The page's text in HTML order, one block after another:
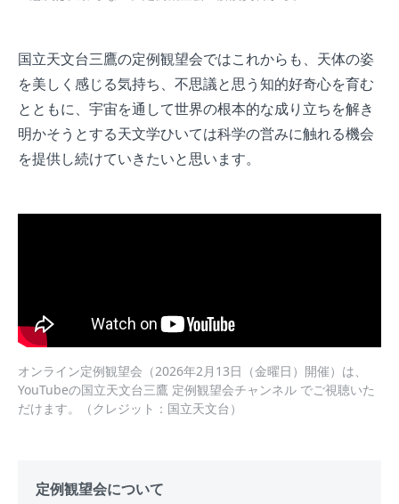
国立天文台三鷹の定例観望会ではこれからも、天体の姿
を美しく感じる気持ち、不思議と思う知的好奇心を育む
とともに、宇宙を通して世界の根本的な成り立ちを解き
明かそうとする天文学ひいては科学の営みに触れる機会
を提供し続けていきたいと思います。
オンライン定例観望会（2026年2月13日（金曜日）開催）は、
YouTubeの国立天文台三鷹 定例観望会チャンネル でご視聴いた
だけます。（クレジット：国立天文台）
定例観望会について